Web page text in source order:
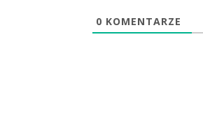
0 KOMENTARZE